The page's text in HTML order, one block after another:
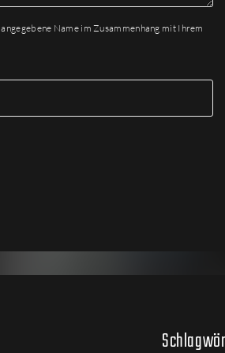
Name im Zusammenhang mit Ihrem